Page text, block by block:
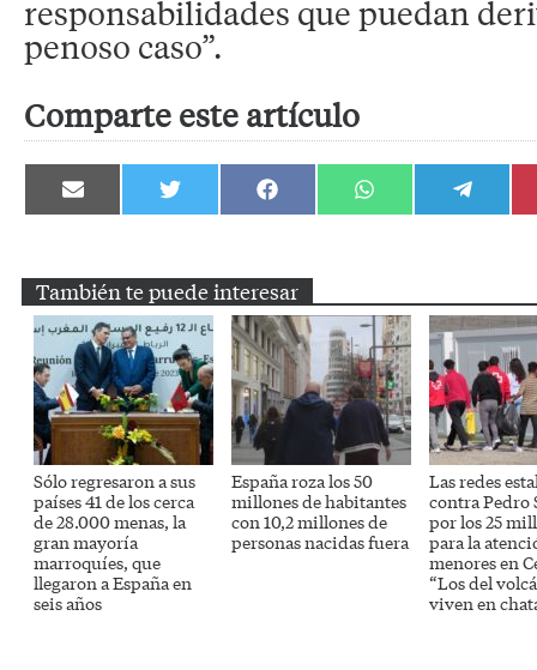
responsabilidades que puedan
penoso caso”.
Comparte este artículo
Compartir
en
Compartir
en
Compartir
en
Compartir
en
Compartir
en
También te puede interesar
Sólo regresaron a sus
países 41 de los cerca
de 28.000 menas, la
gran mayoría
marroquíes, que
llegaron a España en
seis años
España roza los 50
millones de habitantes
con 10,2 millones de
personas nacidas fuera
Las redes
contra Pedro
por los 25
para la
menores en
“Los del
viven en